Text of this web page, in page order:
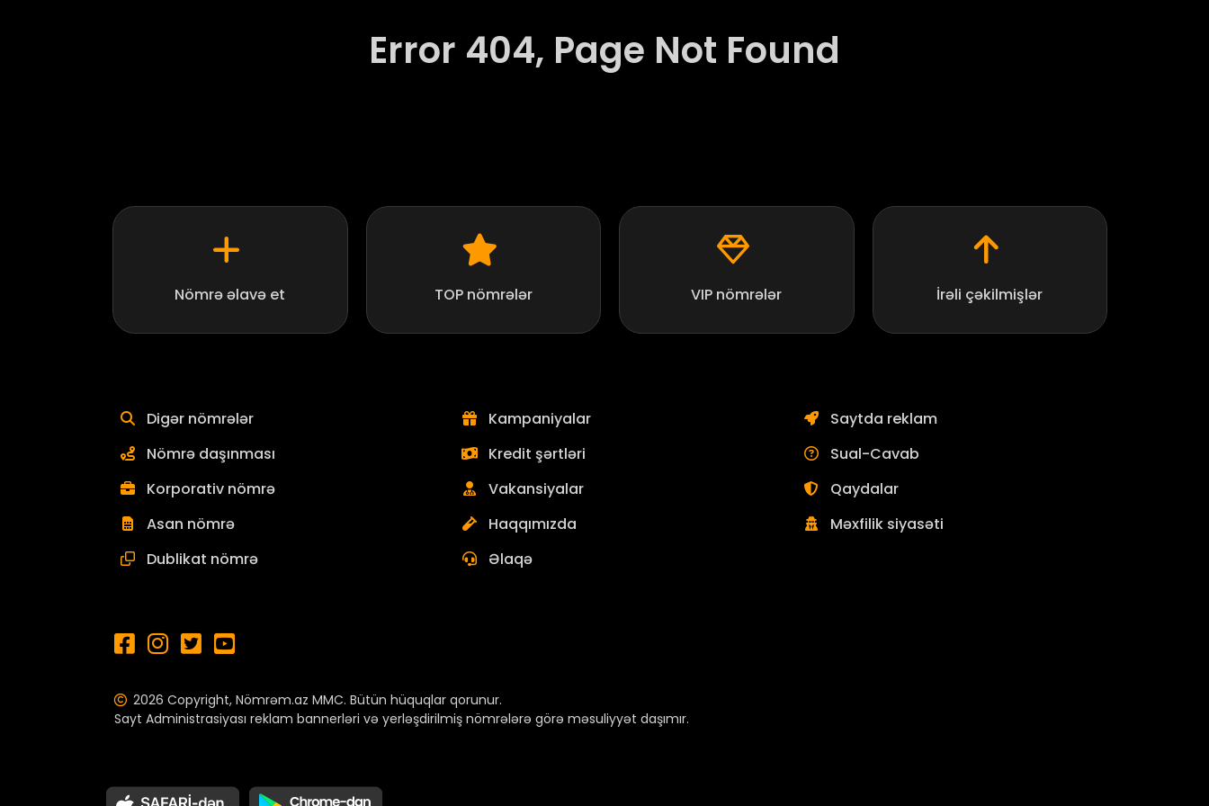
Error 404, Page Not Found
Nömrə əlavə et TOP nömrələr VIP nömrələr İrəli çəkilmişlər
Digər nömrələr
Nömrə daşınması
Korporativ nömrə
Asan nömrə
Dublikat nömrə
Kampaniyalar
Kredit şərtləri
Vakansiyalar
Haqqımızda
Əlaqə
Saytda reklam
Sual-Cavab
Qaydalar
Məxfilik siyasəti
2026 Copyright, Nömrəm.az MMC. Bütün hüquqlar qorunur.
Sayt Administrasiyası reklam bannerləri və yerləşdirilmiş nömrələrə görə məsuliyyət daşımır.